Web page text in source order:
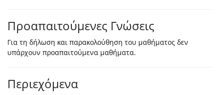
Προαπαιτούμενες Γνώσεις
Για τη δήλωση και παρακολούθηση του μαθήματος δεν
υπάρχουν προαπαιτούμενα μαθήματα.
Περιεχόμενα